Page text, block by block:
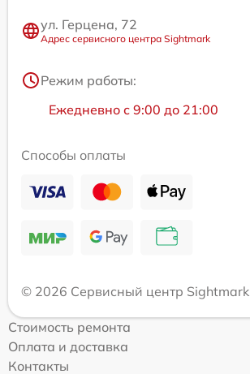
ул. Герцена, 72
Адрес сервисного центра Sightmark
Режим работы:
Ежедневно с 9:00 до 21:00
Способы оплаты
© 2026 Сервисный центр Sightmark
Стоимость ремонта
Оплата и доставка
Контакты